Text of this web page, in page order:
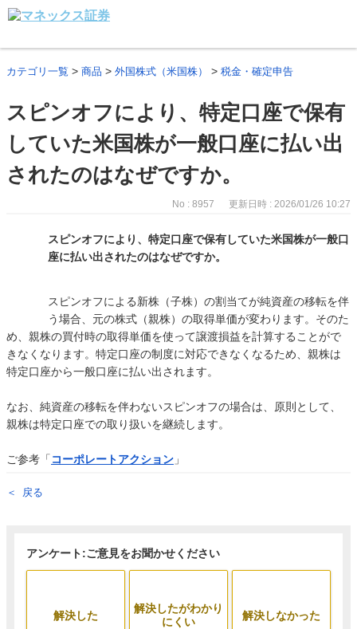
カテゴリ一覧 > 商品 > 外国株式（米国株） > 税金・確定申告
スピンオフにより、特定口座で保有
していた米国株が一般口座に払い出
されたのはなぜですか。
No : 8957 更新日時 : 2026/01/26 10:27
スピンオフにより、特定口座で保有していた米国株が一般口
座に払い出されたのはなぜですか。
スピンオフによる新株（子株）の割当てが純資産の移転を伴
う場合、元の株式（親株）の取得単価が変わります。そのた
め、親株の買付時の取得単価を使って譲渡損益を計算することがで
きなくなります。特定口座の制度に対応できなくなるため、親株は
特定口座から一般口座に払い出されます。
なお、純資産の移転を伴わないスピンオフの場合は、原則として、
親株は特定口座での取り扱いを継続します。
ご参考「 コーポレートアクション 」
戻る
アンケート:ご意見をお聞かせください
解決した
解決したがわかり
にくい
解決しなかった